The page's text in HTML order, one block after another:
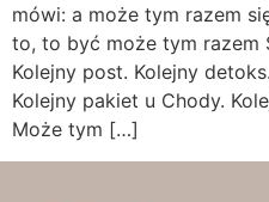
mówi: a może tym razem
to, to być może tym razem
Kolejny post. Kolejny
Kolejny pakiet u Chody.
Może tym […]